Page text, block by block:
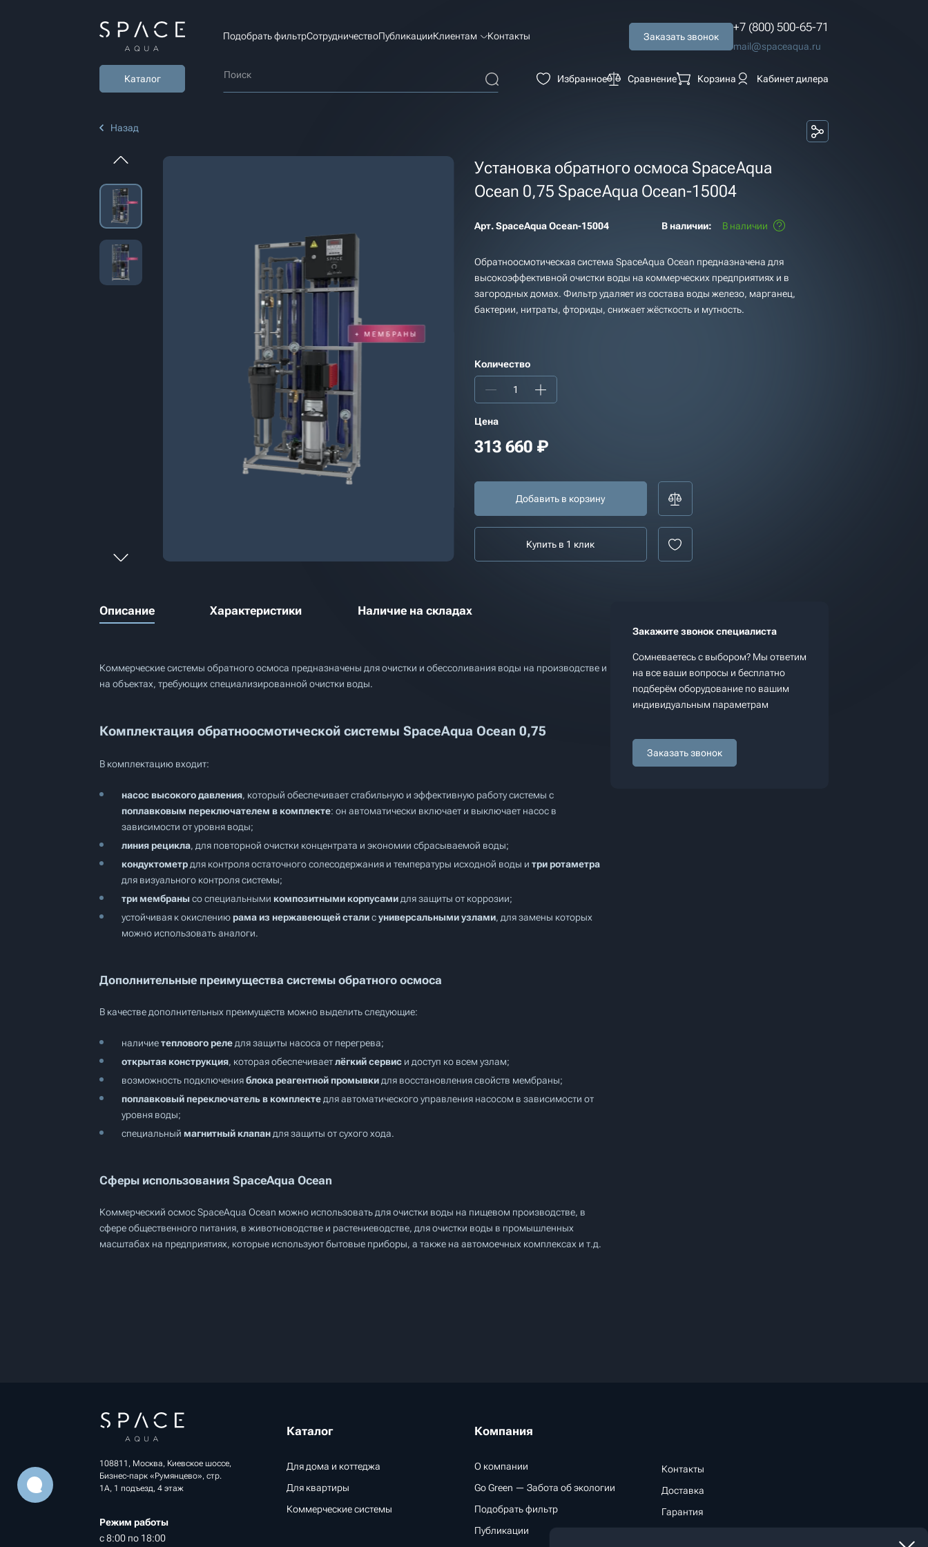
Подобрать фильтрСотрудничествоПубликацииКлиентам Контакты Заказать звонок
+7 (800) 500-65-71
mail@spaceaqua.ru
Каталог Избранное Сравнение Корзина Кабинет дилера
Назад
Установка обратного осмоса SpaceAqua
Ocean 0,75 SpaceAqua Ocean-15004
Арт.SpaceAqua Ocean-15004 В наличии: В наличии
Обратноосмотическая система SpaceAqua Ocean предназначена для
высокоэффективной очистки воды на коммерческих предприятиях и в
загородных домах. Фильтр удаляет из состава воды железо, марганец,
бактерии, нитраты, фториды, снижает жёсткость и мутность.
Количество
Цена
313 660 ₽
Добавить в корзину
Купить в 1 клик
Описание Характеристики Наличие на складах
Коммерческие системы обратного осмоса предназначены для очистки и обессоливания воды на производстве и
на объектах, требующих специализированной очистки воды.
Комплектация обратноосмотической системы SpaceAqua Ocean 0,75
В комплектацию входит:
насос высокого давления, который обеспечивает стабильную и эффективную работу системы с
поплавковым переключателем в комплекте: он автоматически включает и выключает насос в
зависимости от уровня воды;
линия рецикла, для повторной очистки концентрата и экономии сбрасываемой воды;
кондуктометр для контроля остаточного солесодержания и температуры исходной воды и три ротаметра
для визуального контроля системы;
три мембранысо специальными композитными корпусами для защиты от коррозии;
устойчивая к окислению рама из нержавеющей сталисуниверсальными узлами, для замены которых
можно использовать аналоги.
Дополнительные преимущества системы обратного осмоса
В качестве дополнительных преимуществ можно выделить следующие:
наличиетеплового реле для защиты насоса от перегрева;
открытая конструкция, которая обеспечиваетлёгкий сервис и доступ ко всем узлам;
возможность подключенияблока реагентной промывки для восстановления свойств мембраны;
поплавковый переключатель в комплекте для автоматического управления насосом в зависимости от
уровня воды;
специальный магнитный клапан для защиты от сухого хода.
Сферы использования SpaceAqua Ocean
Коммерческий осмос SpaceAqua Ocean можно использовать для очистки воды на пищевом производстве, в
сфере общественного питания, в животноводстве и растениеводстве, для очистки воды в промышленных
масштабах на предприятиях, которые используют бытовые приборы, а также на автомоечных комплексах и т.д.
Закажите звонок специалиста
Сомневаетесь с выбором? Мы ответим
на все ваши вопросы и бесплатно
подберём оборудование по вашим
индивидуальным параметрам
Заказать звонок
108811, Москва, Киевское шоссе,
Бизнес-парк «Румянцево», стр.
1А, 1 подъезд, 4 этаж
Режим работы
с 8:00 по 18:00
Каталог
Для дома и коттеджа
Для квартиры
Коммерческие системы
Компания
О компании
Go Green — Забота об экологии
Подобрать фильтр
Публикации
Контакты
Доставка
Гарантия